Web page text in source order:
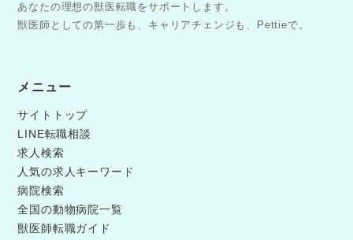
あなたの理想の獣医転職をサポートします。
獣医師としての第一歩も、キャリアチェンジも、Pettieで。
メニュー
サイトトップ
LINE転職相談
求人検索
人気の求人キーワード
病院検索
全国の動物病院一覧
獣医師転職ガイド